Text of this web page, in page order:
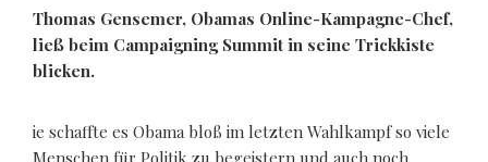
Thomas Gensemer, Obamas Online-Kampagne-Chef,
ließ beim Campaigning Summit in seine Trickkiste
blicken.
ie schaffte es Obama bloß im letzten Wahlkampf so viele
Menschen für Politik zu begeistern und auch noch